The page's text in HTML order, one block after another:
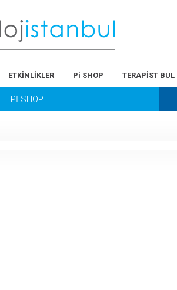
ETKİNLİKLER Pi SHOP TERAPİST BUL
Pİ SHOP